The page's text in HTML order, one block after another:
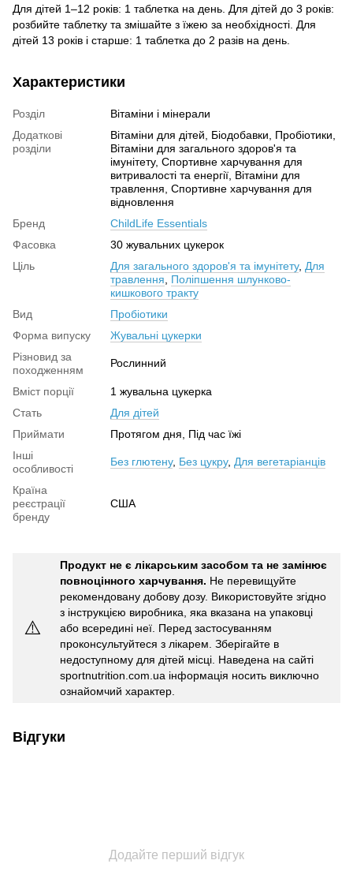
Для дітей 1–12 років: 1 таблетка на день. Для дітей до 3 років:
розбийте таблетку та змішайте з їжею за необхідності. Для
дітей 13 років і старше: 1 таблетка до 2 разів на день.
Характеристики
Розділ
Вітаміни і мінерали
Додаткові
розділи
Вітаміни для дітей, Біодобавки, Пробіотики,
Вітаміни для загального здоров'я та
імунітету, Спортивне харчування для
витривалості та енергії, Вітаміни для
травлення, Спортивне харчування для
відновлення
Бренд
ChildLife Essentials
Фасовка
30 жувальних цукерок
Ціль
Для загального здоров'я та імунітету, Для
травлення
Поліпшення шлунково-
кишкового тракту
Вид
Пробіотики
Форма випуску
Жувальні цукерки
Різновид за
походженням
Рослинний
Вміст порції
1 жувальна цукерка
Стать
Для дітей
Приймати
Протягом дня, Під час їжі
Інші
особливості
Без глютену, Без цукру, Для вегетаріанців
Країна
реєстрації
бренду
США
⚠️
Продукт не є лікарським засобом та не замінює
повноцінного харчування. Не перевищуйте
рекомендовану добову дозу. Використовуйте згідно
з інструкцією виробника, яка вказана на упаковці
або всередині неї. Перед застосуванням
проконсультуйтеся з лікарем. Зберігайте в
недоступному для дітей місці. Наведена на сайті
sportnutrition.com.ua інформація носить виключно
ознайомчий характер.
Відгуки
Додайте перший відгук